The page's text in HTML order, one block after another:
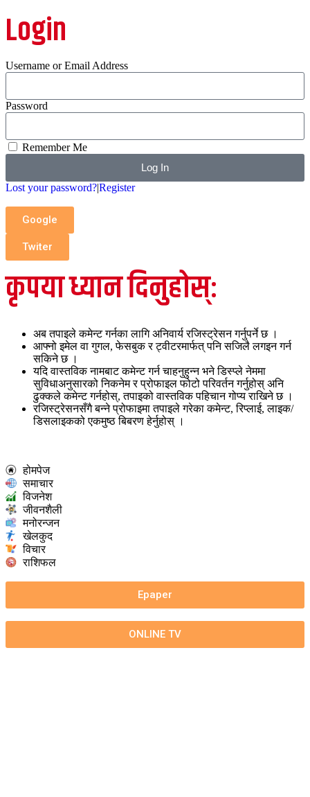
Login
Username or Email Address
Password
Remember Me
Log In
Lost your password?|Register
Google
Twiter
कृपया ध्यान दिनुहोस्:
अब तपाइले कमेन्ट गर्नका लागि अनिवार्य रजिस्ट्रेसन गर्नुपर्ने छ ।
आफ्नो इमेल वा गुगल, फेसबुक र ट्वीटरमार्फत् पनि सजिलै लगइन गर्न
सकिने छ ।
यदि वास्तविक नामबाट कमेन्ट गर्न चाहनुहुन्न भने डिस्प्ले नेममा
सुविधाअनुसारको निकनेम र प्रोफाइल फोटो परिवर्तन गर्नुहोस् अनि
ढुक्कले कमेन्ट गर्नहोस्, तपाइको वास्तविक पहिचान गोप्य राखिने छ ।
रजिस्ट्रेसनसँगै बन्ने प्रोफाइमा तपाइले गरेका कमेन्ट, रिप्लाई, लाइक/
डिसलाइकको एकमुष्ठ बिबरण हेर्नुहोस् ।
होमपेज
समाचार
विजनेश
जीवनशैली
मनोरन्जन
खेलकुद
विचार
राशिफल
Epaper
ONLINE TV